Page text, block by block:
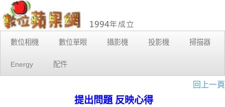
數位相機 數位單眼 攝影機 投影機 掃描器
Energy 配件
回上一頁
提出問題 反映心得